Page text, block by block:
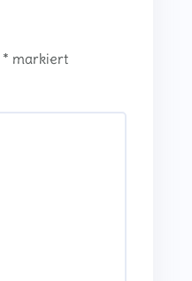
* markiert